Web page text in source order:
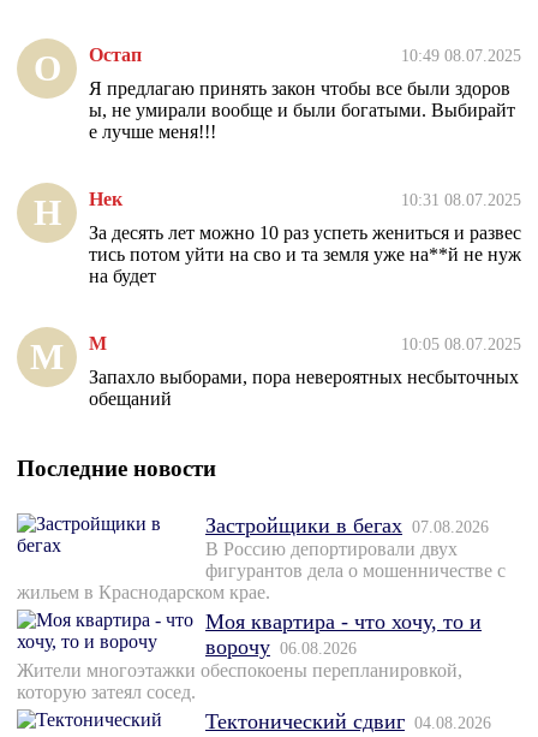
О Остап 10:49 08.07.2025
Я предлагаю принять закон чтобы все были здоров
ы, не умирали вообще и были богатыми. Выбирайт
е лучше меня!!!
Н Нек 10:31 08.07.2025
За десять лет можно 10 раз успеть жениться и развес
тись потом уйти на сво и та земля уже на**й не нуж
на будет
М М 10:05 08.07.2025
Запахло выборами, пора невероятных несбыточных
обещаний
Последние новости
Застройщики в бегах 07.08.2026
В Россию депортировали двух
фигурантов дела о мошенничестве с
жильем в Краснодарском крае.
Моя квартира - что хочу, то и
ворочу 06.08.2026
Жители многоэтажки обеспокоены перепланировкой,
которую затеял сосед.
Тектонический сдвиг 04.08.2026